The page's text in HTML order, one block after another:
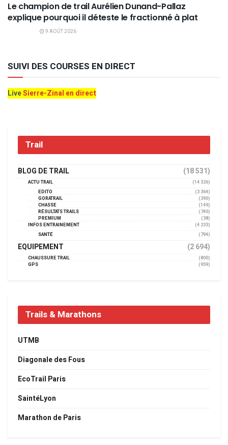
Le champion de trail Aurélien Dunand-Pallaz
explique pourquoi il déteste le fractionné à plat
9 AOÛT 2026
SUIVI DES COURSES EN DIRECT
LiveSierre-Zinal en direct
Trail
BLOG DE TRAIL (18 531)
ACTU TRAIL
(14 326)
EDITO
(3 364)
GORATRAIL
(390)
CHASSE
(149)
RÉSULTATS TRAILS
(740)
PREMIUM
(38)
INFOS ENTRAINEMENT
(4 233)
SANTÉ
(794)
EQUIPEMENT (2 694)
CHAUSSURE TRAIL
(800)
GPS
(959)
Trails & Marathons
UTMB
Diagonale des Fous
EcoTrail Paris
SaintéLyon
Marathon de Paris